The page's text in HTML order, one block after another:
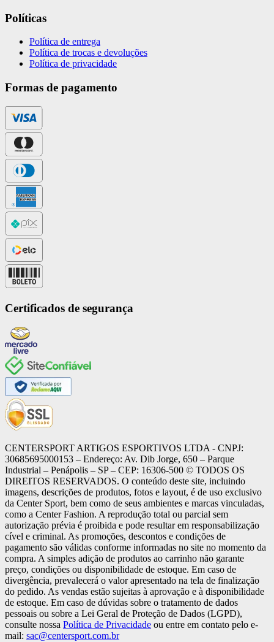
Políticas
Política de entrega
Política de trocas e devoluções
Política de privacidade
Formas de pagamento
Certificados de segurança
CENTERSPORT ARTIGOS ESPORTIVOS LTDA - CNPJ:
30685695000153 – Endereço: Av. Dib Jorge, 650 – Parque
Industrial – Penápolis – SP – CEP: 16306-500 ©️ TODOS OS
DIREITOS RESERVADOS. O conteúdo deste site, incluindo
imagens, descrições de produtos, fotos e layout, é de uso exclusivo
da Center Sport, bem como de seus ambientes e marcas vinculadas,
como a Center Fashion. A reprodução total ou parcial sem
autorização prévia é proibida e pode resultar em responsabilização
cível e criminal. As promoções, descontos e condições de
pagamento são válidas conforme informadas no site no momento da
compra. A simples adição de produtos ao carrinho não garante
preço, condições ou disponibilidade de estoque. Em caso de
divergência, prevalecerá o valor apresentado na tela de finalização
do pedido. As vendas estão sujeitas à aprovação e à disponibilidade
de estoque. Em caso de dúvidas sobre o tratamento de dados
pessoais ou sobre a Lei Geral de Proteção de Dados (LGPD),
consulte nossa Política de Privacidade ou entre em contato pelo e-
mail: sac@centersport.com.br